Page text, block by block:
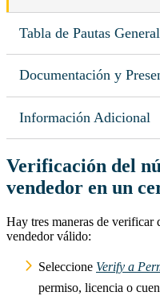
Tabla de Pautas
Documentación y
Información Adicional
Verificación del
vendedor en un
Hay tres maneras de verificar
vendedor válido:
Seleccione Verify a
permiso, licencia o